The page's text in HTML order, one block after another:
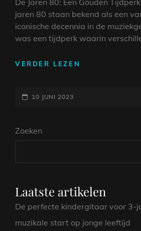
De Jaren 80: Een Gouden
jaren 80 staan bekend als een
iconische decennia in de
was een tijdperk waarin
VERDER LEZEN
GEPLAATST
10 JUNI 2023
Zoeken
Laatste artikelen
De perfecte kindergitaar voor 3-
muzikale start op jonge leeftijd